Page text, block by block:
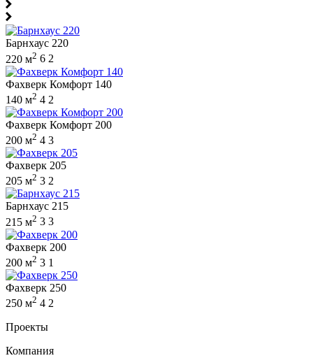
Барнхаус 220
220 м2 6 2
Фахверк Комфорт 140
140 м2 4 2
Фахверк Комфорт 200
200 м2 4 3
Фахверк 205
205 м2 3 2
Барнхаус 215
215 м2 3 3
Фахверк 200
200 м2 3 1
Фахверк 250
250 м2 4 2
Проекты
Компания